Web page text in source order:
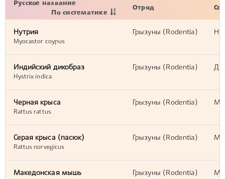
Русское название
По систематике
Отряд
Нутрия
Myocastor coypus
Грызуны (Rodentia)
Индийский дикобраз
Hystrix indica
Грызуны (Rodentia)
Черная крыса
Rattus rattus
Грызуны (Rodentia)
Серая крыса (пасюк)
Rattus norvegicus
Грызуны (Rodentia)
Македонская мышь Грызуны (Rodentia)